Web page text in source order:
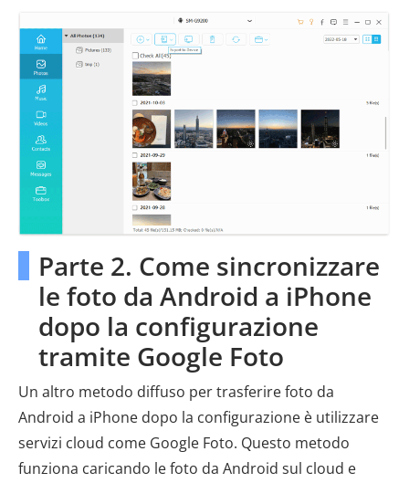
Parte 2. Come sincronizzare
le foto da Android a iPhone
dopo la configurazione
tramite Google Foto
Un altro metodo diffuso per trasferire foto da
Android a iPhone dopo la configurazione è utilizzare
servizi cloud come Google Foto. Questo metodo
funziona caricando le foto da Android sul cloud e